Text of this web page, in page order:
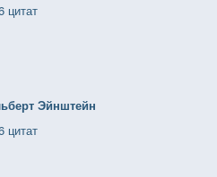
цитат
Эйнштейн
цитат